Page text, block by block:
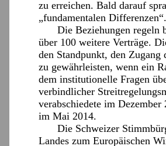
zu erreichen. Bald darauf
„fundamentalen Differenzen“.
Die Beziehungen regeln
über 100 weitere Verträge.
den Standpunkt, den
zu gewährleisten, wenn ein
dem institutionelle Fragen
verbindlicher
verabschiedete im
im Mai 2014.
Die Schweizer
Landes zum Europäischen